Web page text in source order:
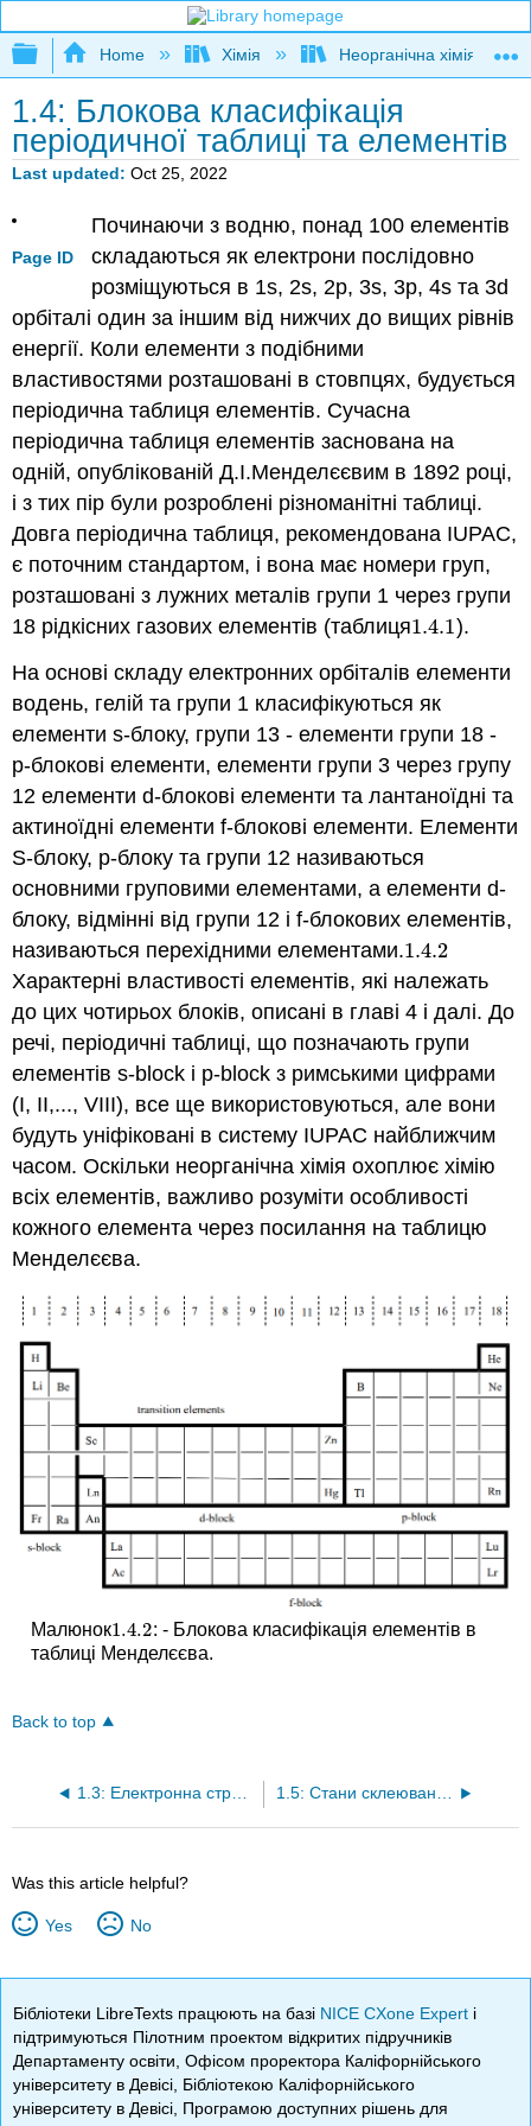
Expand/collapse global hierarchy
Home Хімія Неорганічна хімія
1.4: Блокова класифікація
періодичної таблиці та елементів
Last updated Oct 25, 2022
Page ID
Починаючи з водню, понад 100 елементів
складаються як електрони послідовно
розміщуються в 1s, 2s, 2p, 3s, 3p, 4s та 3d
орбіталі один за іншим від нижчих до вищих рівнів
енергії. Коли елементи з подібними
властивостями розташовані в стовпцях, будується
періодична таблиця елементів. Сучасна
періодична таблиця елементів заснована на
одній, опублікованій Д.І.Менделєєвим в 1892 році,
і з тих пір були розроблені різноманітні таблиці.
Довга періодична таблиця, рекомендована IUPAC,
є поточним стандартом, і вона має номери груп,
розташовані з лужних металів групи 1 через групи
18 рідкісних газових елементів (таблиця1.4.1
1.4.1).
На основі складу електронних орбіталів елементи
водень, гелій та групи 1 класифікуються як
елементи s-блоку, групи 13 - елементи групи 18 -
p-блокові елементи, елементи групи 3 через групу
12 елементи d-блокові елементи та лантаноїдні та
актиноїдні елементи f-блокові елементи. Елементи
S-блоку, p-блоку та групи 12 називаються
основними груповими елементами, а елементи d-
блоку, відмінні від групи 12 і f-блокових елементів,
називаються перехідними елементами.1.4.2
1.4.2
Характерні властивості елементів, які належать
до цих чотирьох блоків, описані в главі 4 і далі. До
речі, періодичні таблиці, що позначають групи
елементів s-block і p-block з римськими цифрами
(I, II,..., VIII), все ще використовуються, але вони
будуть уніфіковані в систему IUPAC найближчим
часом. Оскільки неорганічна хімія охоплює хімію
всіх елементів, важливо розуміти особливості
кожного елемента через посилання на таблицю
Менделєєва.
Малюнок1.4.2
1.4.2: - Блокова класифікація елементів в
таблиці Менделєєва.
Back to top
1.3: Електронна структура елементів
Was this article helpful?
Yes No
Бібліотеки LibreTexts працюють на базі NICE CXone Expert і
підтримуються Пілотним проектом відкритих підручників
Департаменту освіти, Офісом проректора Каліфорнійського
університету в Девісі, Бібліотекою Каліфорнійського
університету в Девісі, Програмою доступних рішень для